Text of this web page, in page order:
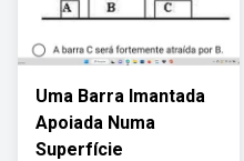
Uma Barra Imantada
Apoiada Numa
Superfície